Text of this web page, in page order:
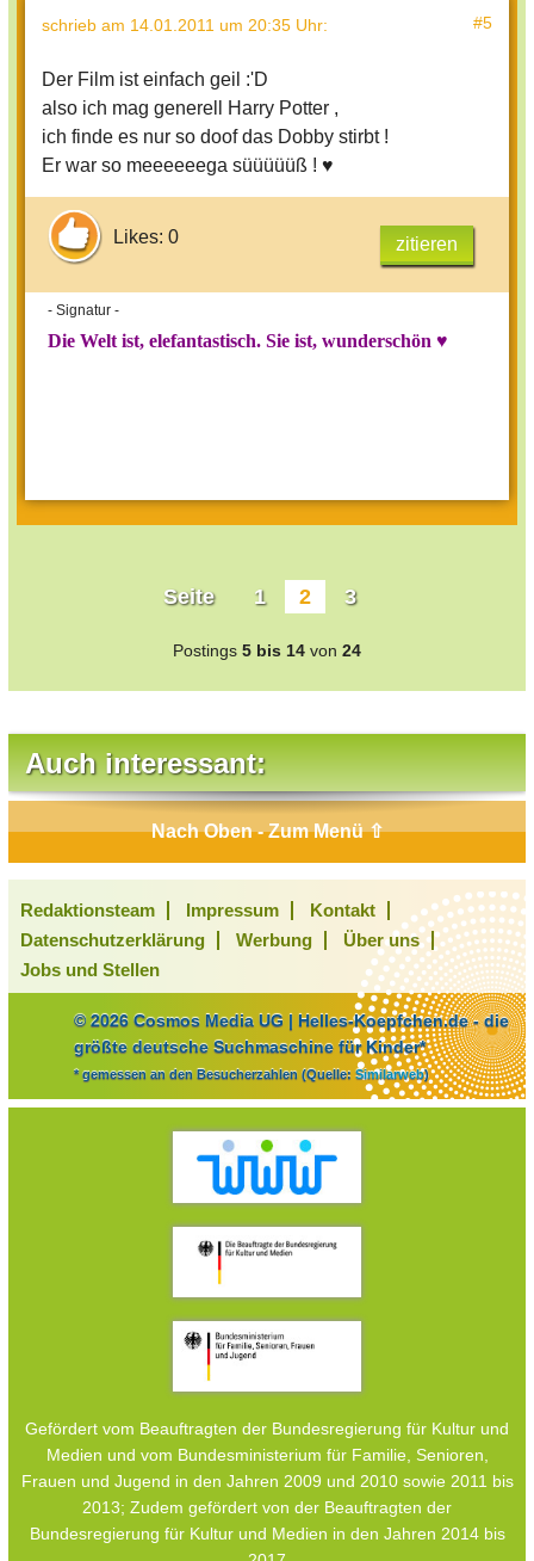
schrieb am 14.01.2011 um 20:35 Uhr: #5
Der Film ist einfach geil :'D
also ich mag generell Harry Potter ,
ich finde es nur so doof das Dobby stirbt !
Er war so meeeeeega süüüüüß ! ♥
Likes: 0 zitieren
- Signatur -
Die Welt ist, elefantastisch. Sie ist, wunderschön ♥
Seite 1 2 3
Postings 5 bis 14 von 24
Auch interessant:
Nach Oben - Zum Menü ⇧
Redaktionsteam Impressum
Kontakt
Datenschutzerklärung
Werbung
Über uns
Jobs und Stellen
© 2026 Cosmos Media UG | Helles-Koepfchen.de - die
größte deutsche Suchmaschine für Kinder*
* gemessen an den Besucherzahlen (Quelle: Similarweb)
Gefördert vom Beauftragten der Bundesregierung für Kultur und
Medien und vom Bundesministerium für Familie, Senioren,
Frauen und Jugend in den Jahren 2009 und 2010 sowie 2011 bis
2013; Zudem gefördert von der Beauftragten der
Bundesregierung für Kultur und Medien in den Jahren 2014 bis